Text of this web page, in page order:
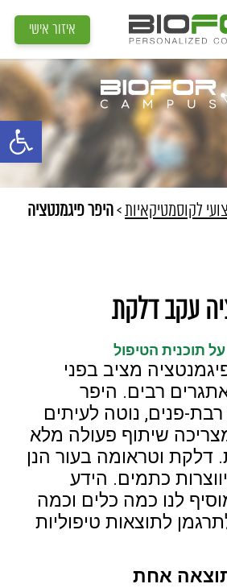
פתח סרגל
אודות
מוצרים
תוצאות
מדיה
מאמרים
קוסמטיקאית
איזור אישי
לקוסמטיקאיות>היפר פיגמנטציה
עקב דלקת
תוכנית הטיפול
מציב בפני
רבים. היפר
פנים, נוטה לעיתים
שיתוף פעולה מלא
וטראומה בעור הנן
כתמים. הידע
לנו כמה כלים וכמה
לתוצאות טיפוליות
תוצאה אחת